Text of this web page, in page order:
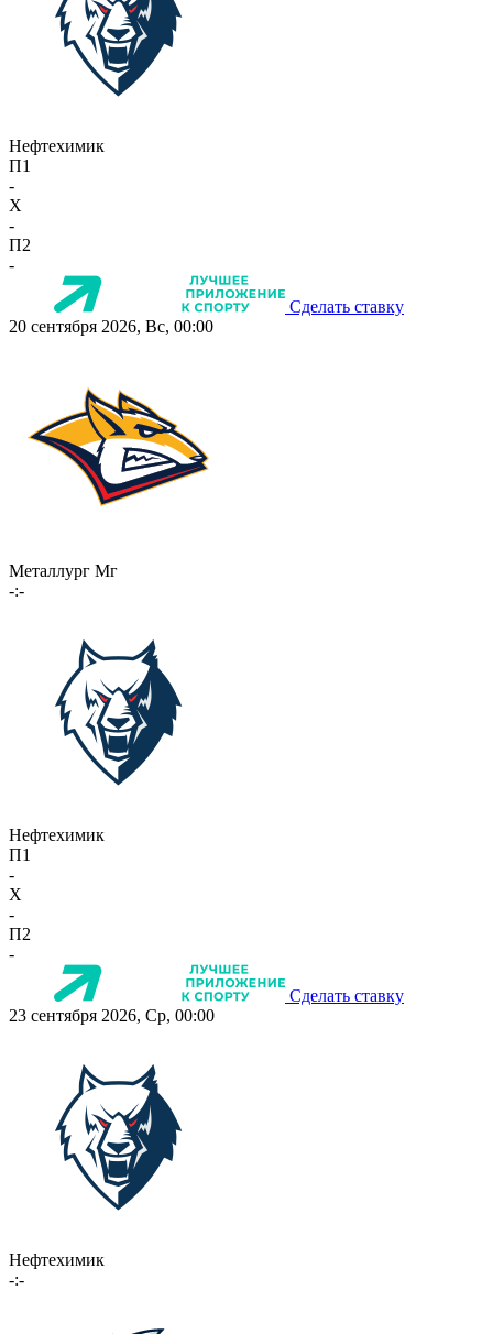
Нефтехимик
П1
-
X
-
П2
-
Сделать ставку
20 сентября 2026, Вс, 00:00
Металлург Мг
-:-
Нефтехимик
П1
-
X
-
П2
-
Сделать ставку
23 сентября 2026, Ср, 00:00
Нефтехимик
-:-